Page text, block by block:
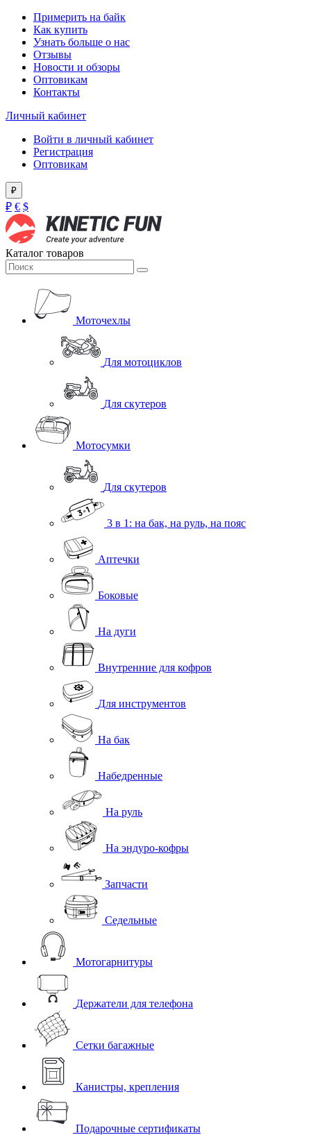
Примерить на байк
Как купить
Узнать больше о нас
Отзывы
Новости и обзоры
Оптовикам
Контакты
Личный кабинет
Войти в личный кабинет
Регистрация
Оптовикам
₽
₽ € $
Каталог товаров
Моточехлы
Для мотоциклов
Для скутеров
Мотосумки
Для скутеров
3 в 1: на бак, на руль, на пояс
Аптечки
Боковые
На дуги
Внутренние для кофров
Для инструментов
На бак
Набедренные
На руль
На эндуро-кофры
Запчасти
Седельные
Мотогарнитуры
Держатели для телефона
Сетки багажные
Канистры, крепления
Подарочные сертификаты